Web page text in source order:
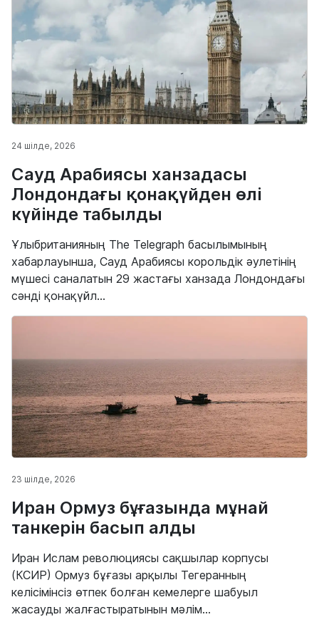
24 шілде, 2026
Сауд Арабиясы ханзадасы
Лондондағы қонақүйден өлі
күйінде табылды
Ұлыбританияның The Telegraph басылымының
хабарлауынша, Сауд Арабиясы корольдік әулетінің
мүшесі саналатын 29 жастағы ханзада Лондондағы
сәнді қонақүйл...
23 шілде, 2026
Иран Ормуз бұғазында мұнай
танкерін басып алды
Иран Ислам революциясы сақшылар корпусы
(КСИР) Ормуз бұғазы арқылы Тегеранның
келісімінсіз өтпек болған кемелерге шабуыл
жасауды жалғастыратынын мәлім...